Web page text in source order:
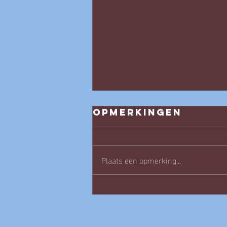
Opmerkingen
Plaats een opmerking...